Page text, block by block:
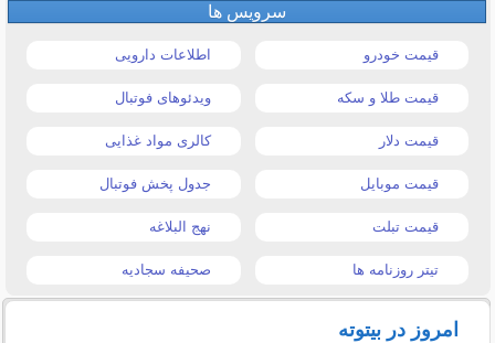
سرویس ها
قیمت خودرو اطلاعات دارویی
قیمت طلا و سکه ویدئوهای فوتبال
قیمت دلار کالری مواد غذایی
قیمت موبایل جدول پخش فوتبال
قیمت تبلت نهج البلاغه
تیتر روزنامه ها صحیفه سجادیه
امروز در بیتوته